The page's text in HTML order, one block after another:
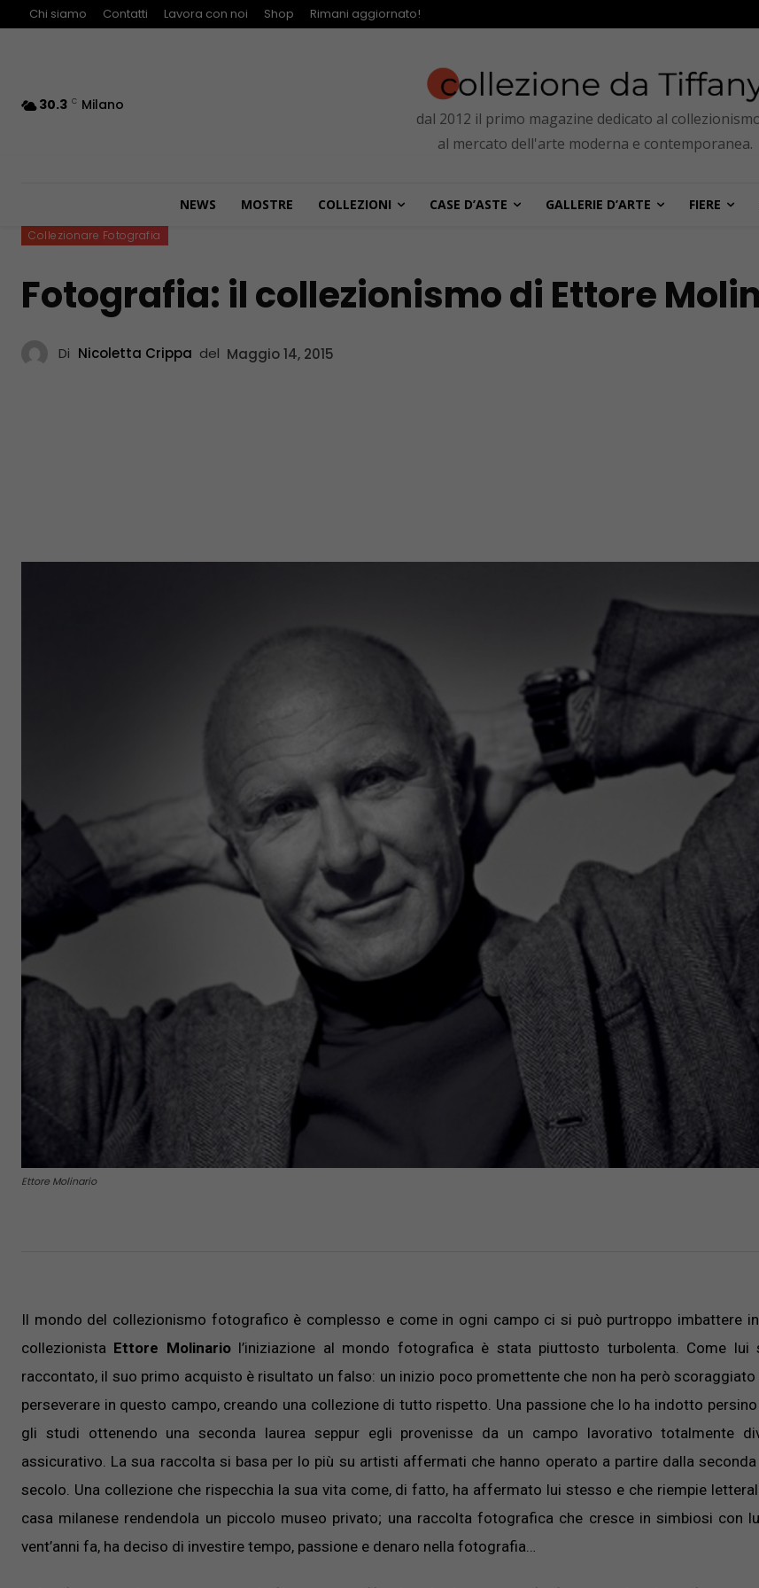
Chi siamo Contatti Lavora con noi Shop Rimani aggiornato!
30.3 C Milano
dal 2012 il primo magazine dedicato al
al mercato dell'arte moderna e contemporanea.
NEWS MOSTRE COLLEZIONI CASE D’ASTE GALLERIE D’ARTE FIERE
Collezionare Fotografia
Fotografia: il collezionismo di Ettore
Di Nicoletta Crippa del Maggio 14, 2015
Ettore Molinario
Il mondo del collezionismo fotografico è complesso e come in ogni campo ci si può purtroppo imbattere
collezionista Ettore Molinariol’iniziazione al mondo fotografica è stata piuttosto turbolenta. Come lui
raccontato, il suo primo acquisto è risultato un falso: un inizio poco promettente che non ha però scoraggiato
perseverare in questo campo, creando una collezione di tutto rispetto. Una passione che lo ha indotto
gli studi ottenendo una seconda laurea seppur egli provenisse da un campo lavorativo totalmente
assicurativo. La sua raccolta si basa per lo più su artisti affermati che hanno operato a partire dalla
secolo. Una collezione che rispecchia la sua vita come, di fatto, ha affermato lui stesso e che riempie
casa milanese rendendola un piccolo museo privato; una raccolta fotografica che cresce in simbiosi con
vent’anni fa, ha deciso di investire tempo, passione e denaro nella fotografia…